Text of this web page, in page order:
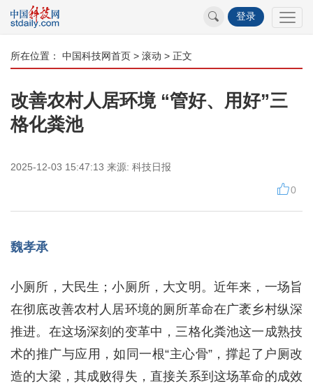
登录
所在位置： 中国科技网首页 > 滚动 > 正文
改善农村人居环境 “管好、用好”三
格化粪池
2025-12-03 15:47:13 来源: 科技日报
0
魏孝承
小厕所，大民生；小厕所，大文明。近年来，一场旨
在彻底改善农村人居环境的厕所革命在广袤乡村纵深
推进。在这场深刻的变革中，三格化粪池这一成熟技
术的推广与应用，如同一根“主心骨”，撑起了户厕改
造的大梁，其成败得失，直接关系到这场革命的成效